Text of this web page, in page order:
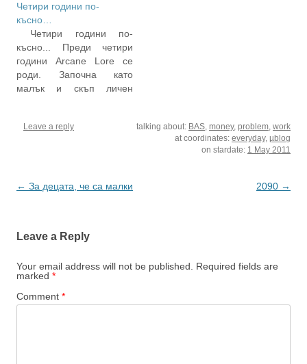
пиша – причината да
отварям малкото поле на
микроблога или направо
единия ред на identica е,
че нямам много
ентусиазъм. По-точно...
хм, тази част на
Четири години по-
късно…
Четири години по-
късно... Преди четири
години Arcane Lore се
роди. Започна като
малък и скъп личен
претенции, без
привързаност, която
Leave a reply talking about: BAS money, problem work
at coordinates: everyday, µblog
on stardate: 1 May 2011
Post
← За децата, че са малки 2090 →
Leave a Reply
Your email address will not be published.
Required fields are
marked *
Comment *